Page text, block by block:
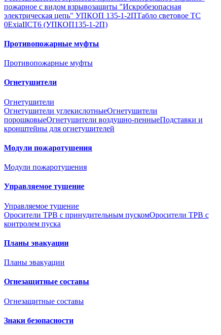
пожарное с видом взрывозащиты "Искробезопасная
электрическая цепь" УПКОП 135-1-2ПТабло световое ТС
0ExiaIICT6 (УПКОП135-1-2П)
Противопожарные муфты
Противопожарные муфты
Огнетушители
Огнетушители
Огнетушители углекислотныеОгнетушители
порошковыеОгнетушители воздушно-пенныеПодставки и
кронштейны для огнетушителей
Модули пожаротушения
Модули пожаротушения
Управляемое тушение
Управляемое тушение
Оросители ТРВ с принудительным пускомОросители ТРВ с
контролем пуска
Планы эвакуации
Планы эвакуации
Огнезащитные составы
Огнезащитные составы
Знаки безопасности